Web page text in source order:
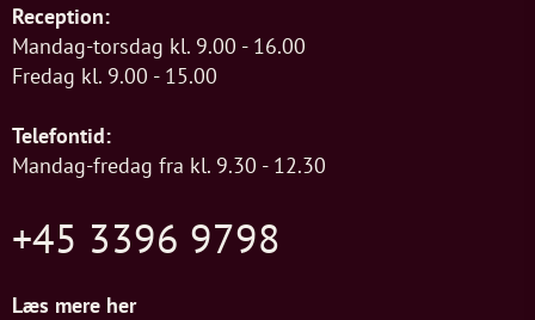
Reception:
Mandag-torsdag kl. 9.00 - 16.00
Fredag kl. 9.00 - 15.00
Telefontid:
Mandag-fredag fra kl. 9.30 - 12.30
+45 3396 9798
Læs mere her